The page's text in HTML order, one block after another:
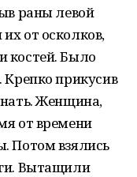
раны левой
от осколков,
костей. Было
прикусив
Женщина,
от времени
Потом взялись
Вытащили